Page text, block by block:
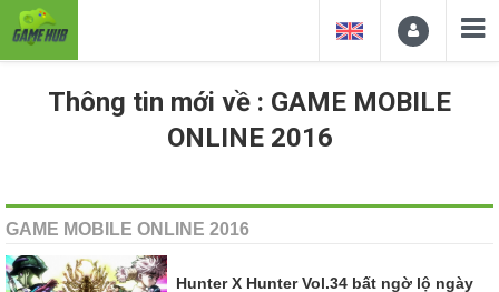
Thông tin mới về : GAME MOBILE
ONLINE 2016
GAME MOBILE ONLINE 2016
Hunter X Hunter Vol.34 bất ngờ lộ ngày